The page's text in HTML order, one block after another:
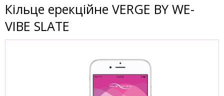
Кільце ерекційне VERGE BY WE-
VIBE SLATE